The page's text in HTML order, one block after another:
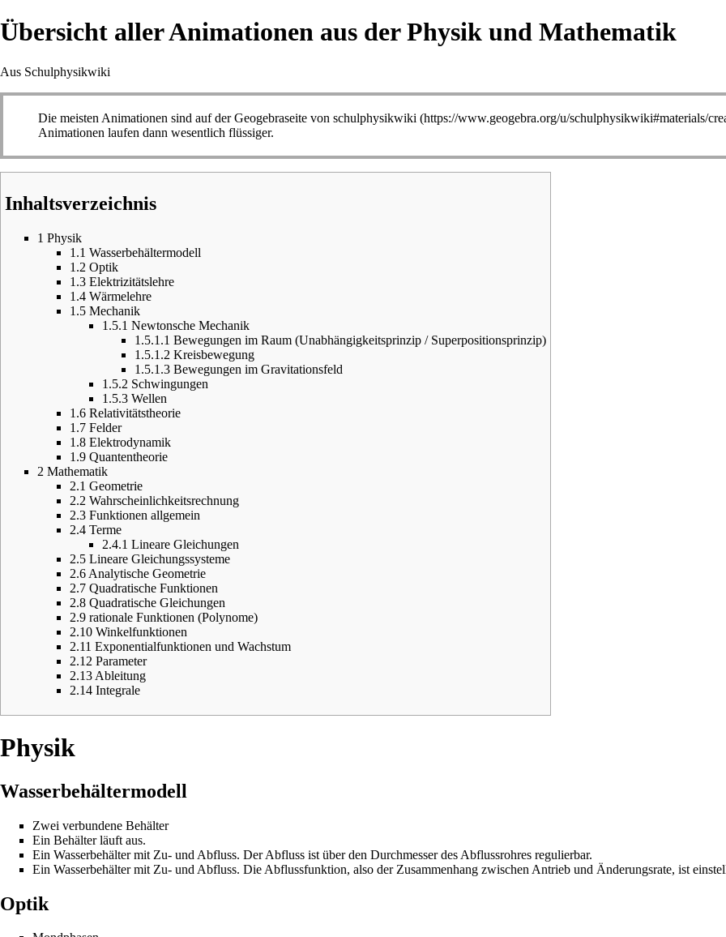
Übersicht aller Animationen aus der Physik und Mathematik
Aus Schulphysikwiki
Die meisten Animationen sind auf derGeogebraseite von schulphysikwiki
Animationen laufen dann wesentlich flüssiger.
Inhaltsverzeichnis
1 Physik
1.1 Wasserbehältermodell
1.2 Optik
1.3 Elektrizitätslehre
1.4 Wärmelehre
1.5 Mechanik
1.5.1 Newtonsche Mechanik
1.5.1.1 Bewegungen im Raum (Unabhängigkeitsprinzip / Superpositionsprinzip)
1.5.1.2 Kreisbewegung
1.5.1.3 Bewegungen im Gravitationsfeld
1.5.2 Schwingungen
1.5.3 Wellen
1.6 Relativitätstheorie
1.7 Felder
1.8 Elektrodynamik
1.9 Quantentheorie
2 Mathematik
2.1 Geometrie
2.2 Wahrscheinlichkeitsrechnung
2.3 Funktionen allgemein
2.4 Terme
2.4.1 Lineare Gleichungen
2.5 Lineare Gleichungssysteme
2.6 Analytische Geometrie
2.7 Quadratische Funktionen
2.8 Quadratische Gleichungen
2.9 rationale Funktionen (Polynome)
2.10 Winkelfunktionen
2.11 Exponentialfunktionen und Wachstum
2.12 Parameter
2.13 Ableitung
2.14 Integrale
Physik
Wasserbehältermodell
Zwei verbundene Behälter
Ein Behälter läuft aus.
Ein Wasserbehälter mit Zu- und Abfluss. Der Abfluss ist über den Durchmesser des Abflussrohres regulierbar.
Ein Wasserbehälter mit Zu- und Abfluss. Die Abflussfunktion, also der Zusammenhang zwischen Antrieb und Änderungsrate, ist
Optik